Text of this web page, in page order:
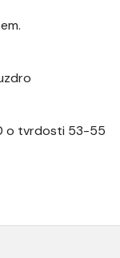
o tvrdosti 53-55